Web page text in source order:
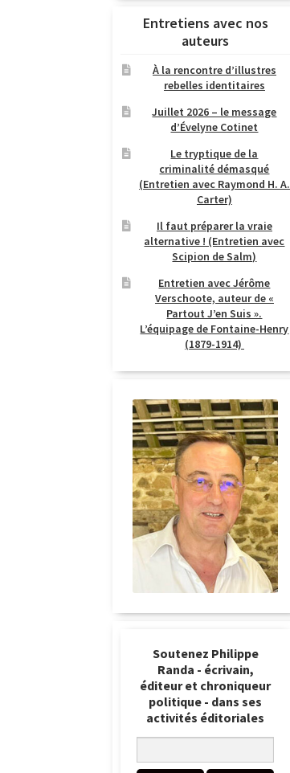
Entretiens avec nos
auteurs
À la rencontre d’illustres
rebelles identitaires
Juillet 2026 – le message
d’Évelyne Cotinet
Le tryptique de la
criminalité démasqué
(Entretien avec Raymond H. A.
Carter)
Il faut préparer la vraie
alternative ! (Entretien avec
Scipion de Salm)
Entretien avec Jérôme
Verschoote, auteur de «
Partout J’en Suis ».
L’équipage de Fontaine-Henry
(1879-1914)
Soutenez Philippe
Randa - écrivain,
éditeur et chroniqueur
politique - dans ses
activités éditoriales